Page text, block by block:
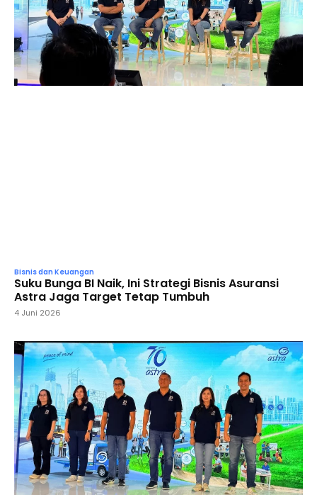
Bisnis dan Keuangan
Suku Bunga BI Naik, Ini Strategi Bisnis Asuransi
Astra Jaga Target Tetap Tumbuh
4 Juni 2026